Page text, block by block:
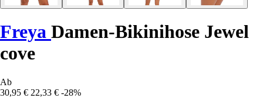
Freya Damen-Bikinihose Jewel
cove
Ab
30,95 € 22,33 € -28%